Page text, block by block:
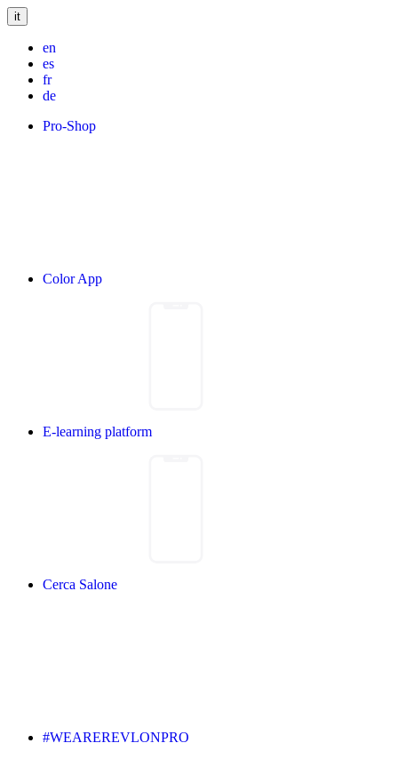
it
en
es
fr
de
Pro-Shop
Color App
E-learning platform
Cerca Salone
#WEAREREVLONPRO